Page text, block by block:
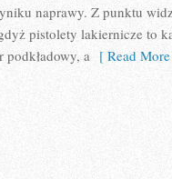
naprawy. Z punktu
pistolety lakiernicze to
podkładowy, a [ Read